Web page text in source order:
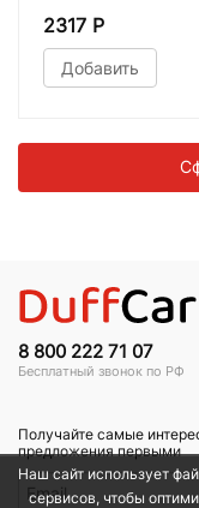
2317 Р
Добавить
8 800 222 71 07
Бесплатный звонок по РФ
Получайте самые
предложения первыми
Наш сайт использует
сервисов, чтобы